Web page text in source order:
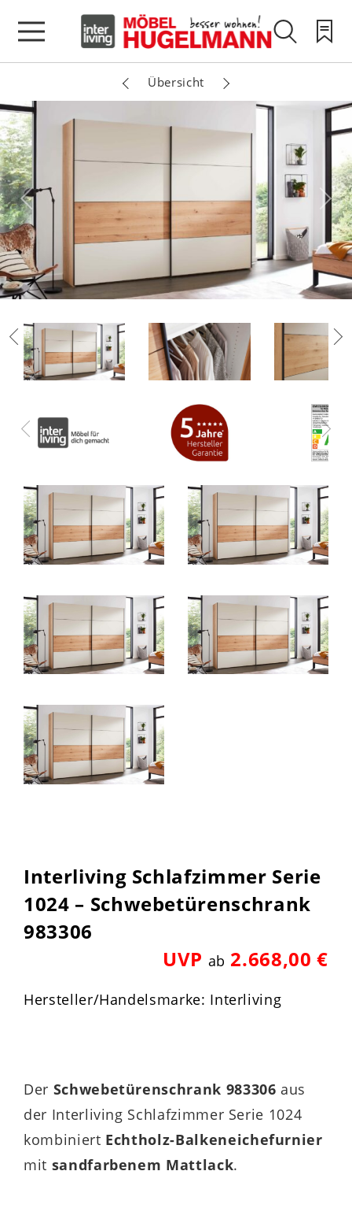
Übersicht
Interliving Schlafzimmer Serie
1024 – Schwebetürenschrank
983306
UVP ab 2.668,00 €
Hersteller/Handelsmarke: Interliving
Der Schwebetürenschrank 983306 aus
der Interliving Schlafzimmer Serie 1024
kombiniert Echtholz-Balkeneichefurnier
mit sandfarbenem Mattlack.